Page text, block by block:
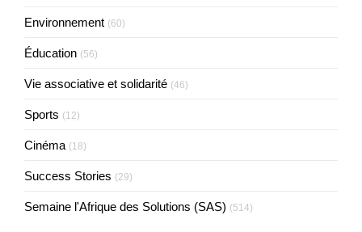
Environnement (60)
Éducation (56)
Vie associative et solidarité (46)
Sports (12)
Cinéma (18)
Success Stories (29)
Semaine l'Afrique des Solutions (SAS) (514)